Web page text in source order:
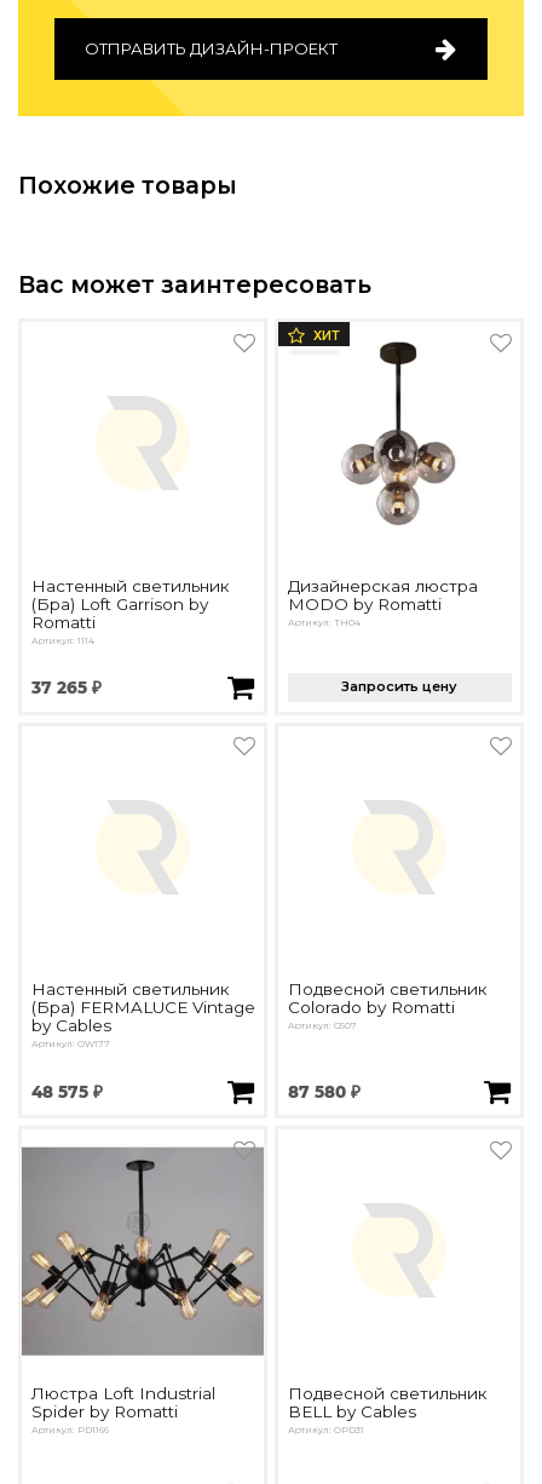
ОТПРАВИТЬ ДИЗАЙН-ПРОЕКТ
Похожие товары
Вас может заинтересовать
Настенный светильник
(Бра) Loft Garrison by
Romatti
Артикул: 1114
37 265 ₽
ХИТ
Дизайнерская люстра
MODO by Romatti
Артикул: TH04
Запросить цену
Настенный светильник
(Бра) FERMALUCE Vintage
by Cables
Артикул: OW177
48 575 ₽
Подвесной светильник
Colorado by Romatti
Артикул: G507
87 580 ₽
Люстра Loft Industrial
Spider by Romatti
Артикул: PD1166
Подвесной светильник
BELL by Cables
Артикул: OPD31